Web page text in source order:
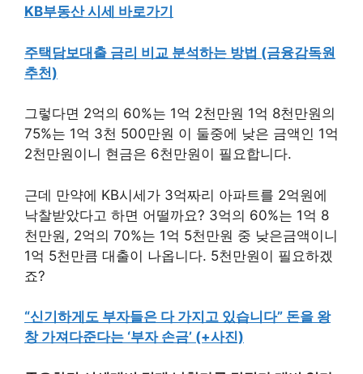
KB부동산 시세 바로가기
주택담보대출 금리 비교 분석하는 방법 (금융감독원
추천)
그렇다면 2억의 60%는 1억 2천만원 1억 8천만원의
75%는 1억 3천 500만원 이 둘중에 낮은 금액인 1억
2천만원이니 현금은 6천만원이 필요합니다.
근데 만약에 KB시세가 3억짜리 아파트를 2억원에
낙찰받았다고 하면 어떨까요? 3억의 60%는 1억 8
천만원, 2억의 70%는 1억 5천만원 중 낮은금액이니
1억 5천만큼 대출이 나옵니다. 5천만원이 필요하겠
죠?
“신기하게도 부자들은 다 가지고 있습니다” 돈을 왕
창 가져다준다는 ‘부자 손금’ (+사진)